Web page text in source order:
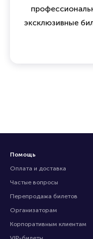
эксклюзивные
Помощь
Оплата и доставка
Частые вопросы
Перепродажа билетов
Организаторам
Корпоративным клиентам